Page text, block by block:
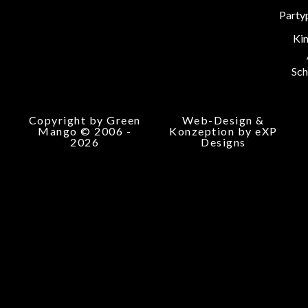
Copyright by Green
Mango © 2006 -
2026
Web-Design &
Konzeption by eXP
Designs